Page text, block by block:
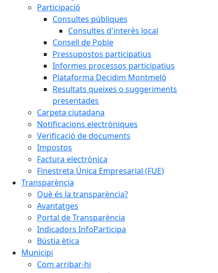
Participació
Consultes públiques
Consultes d'interès local
Consell de Poble
Pressupostos participatius
Informes processos participatius
Plataforma Decidim Montmeló
Resultats queixes o suggeriments
presentades
Carpeta ciutadana
Notificacions electròniques
Verificació de documents
Impostos
Factura electrònica
Finestreta Única Empresarial (FUE)
Transparència
Què és la transparència?
Avantatges
Portal de Transparència
Indicadors InfoParticipa
Bústia ètica
Municipi
Com arribar-hi